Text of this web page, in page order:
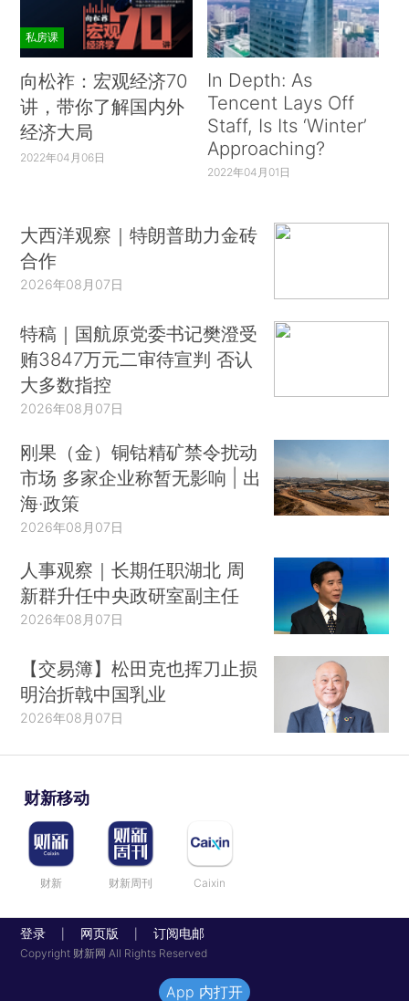
私房课
向松祚：宏观经济70
讲，带你了解国内外
经济大局
2022年04月06日
In Depth: As
Tencent Lays Off
Staff, Is Its ‘Winter’
Approaching?
2022年04月01日
大西洋观察｜特朗普助力金砖
合作
2026年08月07日
特稿｜国航原党委书记樊澄受
贿3847万元二审待宣判 否认
大多数指控
2026年08月07日
刚果（金）铜钴精矿禁令扰动
市场 多家企业称暂无影响 | 出
海·政策
2026年08月07日
人事观察｜长期任职湖北 周
新群升任中央政研室副主任
2026年08月07日
【交易簿】松田克也挥刀止损
明治折戟中国乳业
2026年08月07日
财新移动
财新 财新周刊 Caixin
登录 网页版 订阅电邮
Copyright 财新网 All Rights Reserved
App 内打开